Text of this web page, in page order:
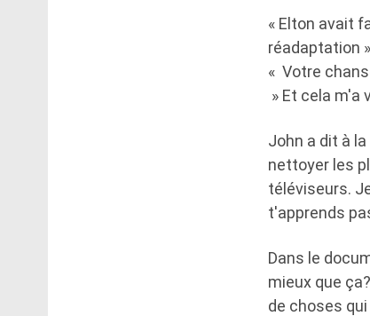
« Elton avait
réadaptation
« Votre
» Et cela m'a
John a dit à
nettoyer les
téléviseurs.
t'apprends
Dans le
mieux que
de choses